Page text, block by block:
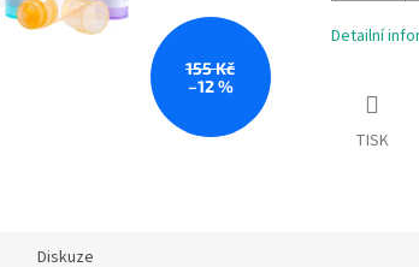
155 Kč
–12 %
Detailní
TISK
Diskuze